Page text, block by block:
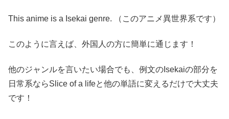
This anime is a Isekai genre. （このアニメ異世界系です）
このように言えば、外国人の方に簡単に通じます！
他のジャンルを言いたい場合でも、例文のIsekaiの部分を
日常系ならSlice of a lifeと他の単語に変えるだけで大丈夫
です！